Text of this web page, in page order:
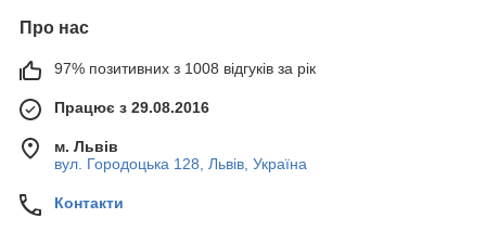
Про нас
97% позитивних з 1008 відгуків за рік
Працює з 29.08.2016
м. Львів
вул. Городоцька 128, Львів, Україна
Контакти